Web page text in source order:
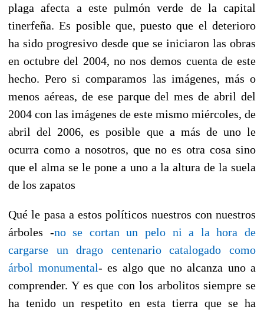
plaga afecta a este pulmón verde de la capital
tinerfeña. Es posible que, puesto que el deterioro
ha sido progresivo desde que se iniciaron las obras
en octubre del 2004, no nos demos cuenta de este
hecho. Pero si comparamos las imágenes, más o
menos aéreas, de ese parque del mes de abril del
2004 con las imágenes de este mismo miércoles, de
abril del 2006, es posible que a más de uno le
ocurra como a nosotros, que no es otra cosa sino
que el alma se le pone a uno a la altura de la suela
de los zapatos
Qué le pasa a estos políticos nuestros con nuestros
árboles -no se cortan un pelo ni a la hora de
cargarse un drago centenario catalogado como
árbol monumental- es algo que no alcanza uno a
comprender. Y es que con los arbolitos siempre se
ha tenido un respetito en esta tierra que se ha